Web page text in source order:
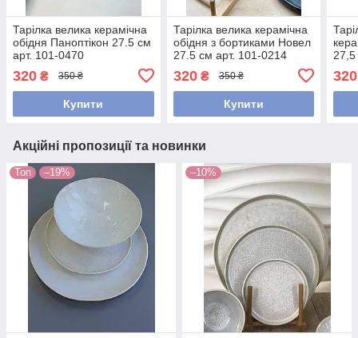
Тарілка велика керамічна
обідня Паноптікон 27.5 см
арт. 101-0470
320 ₴ 350 ₴
Купити
Тарілка велика керамічна
обідня з бортиками Новел
27.5 см арт. 101-0214
320₴ 350 ₴
Купити
320
Акційні пропозиції та новинки
Топ –19% –10%